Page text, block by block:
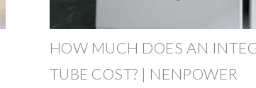
HOW MUCH DOES AN
TUBE COST? | NENPOWER